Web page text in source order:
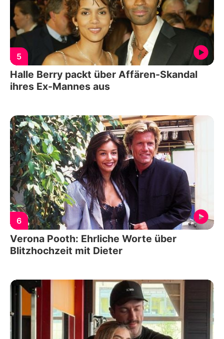
5
Halle Berry packt über Affären-Skandal
ihres Ex-Mannes aus
6
Verona Pooth: Ehrliche Worte über
Blitzhochzeit mit Dieter